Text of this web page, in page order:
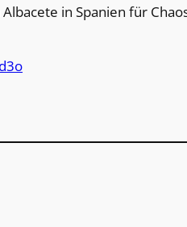
in Spanien für